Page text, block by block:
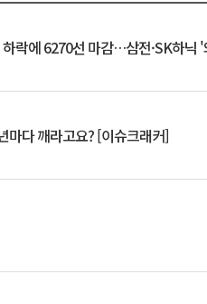
락에 6270선 마감…삼전·SK하닉
마다 깨라고요? [이슈크래커]